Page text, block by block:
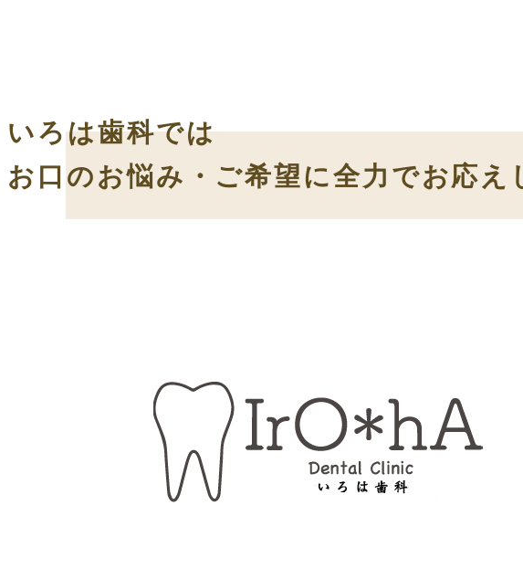
いろは歯科では
お口のお悩み・ご希望に全力でお応え